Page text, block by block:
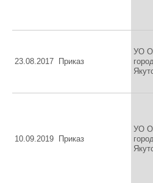
23.08.2017 Приказ
УО
10.09.2019 Приказ
УО